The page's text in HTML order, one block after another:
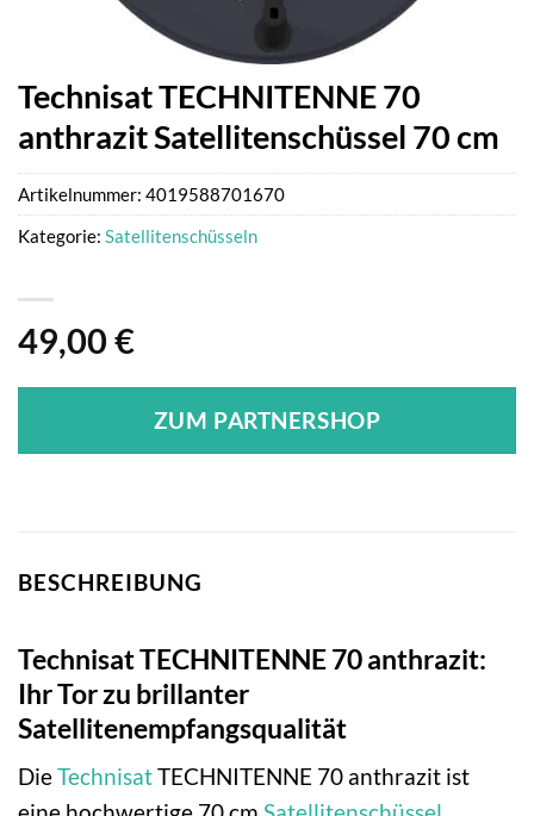
Technisat TECHNITENNE 70
anthrazit Satellitenschüssel 70 cm
49,00 €
ZUM PARTNERSHOP
Artikelnummer: 4019588701670
Kategorie: Satellitenschüsseln
BESCHREIBUNG
Technisat TECHNITENNE 70 anthrazit:
Ihr Tor zu brillanter
Satellitenempfangsqualität
DieTechnisatTECHNITENNE 70 anthrazit ist